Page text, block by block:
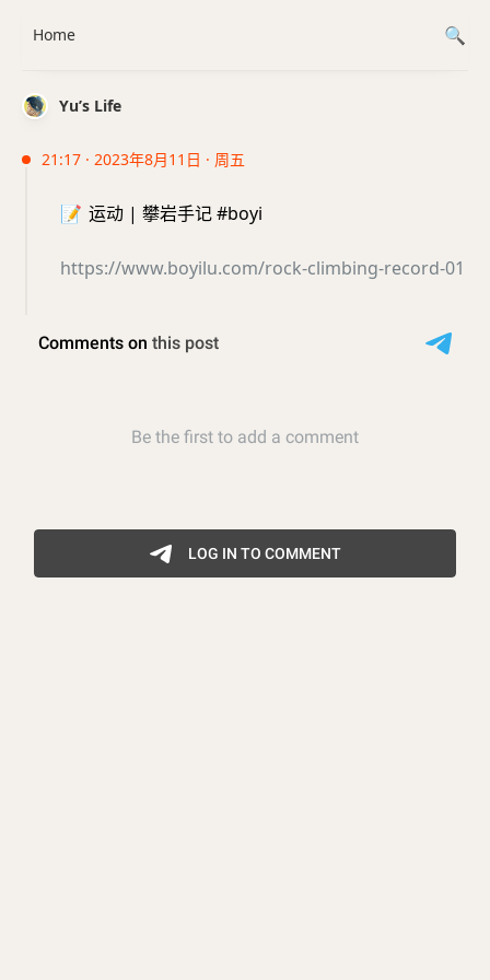
Yu’s Life
21:17 · 2023年8月11日 · 周五
📝 运动 | 攀岩手记 #boyi
https://www.boyilu.com/rock-climbing-record-01
Home